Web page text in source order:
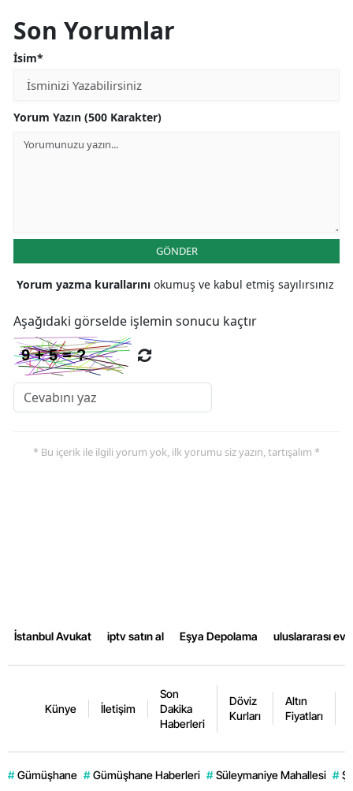
Son Yorumlar
İsim*
Yorum Yazın (500 Karakter)
GÖNDER
Yorum yazma kurallarını okumuş ve kabul etmiş sayılırsınız
Aşağıdaki görselde işlemin sonucu kaçtır
* Bu içerik ile ilgili yorum yok, ilk yorumu siz yazın, tartışalım *
İstanbul Avukat iptv satın al Eşya Depolama uluslararası
Künye İletişim
Son
Dakika
Haberleri
Döviz
Kurları
Altın
Fiyatları
# Gümüşhane # Gümüşhane Haberleri # Süleymaniye Mahallesi #